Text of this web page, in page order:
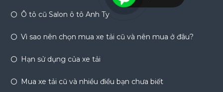
Ô tô cũ Salon ô tô Anh Ty
Vì sao nên chọn mua xe tải cũ và nên mua ở đâu?
Hạn sử dụng của xe tải
Mua xe tải cũ và nhiều điều bạn chưa biết